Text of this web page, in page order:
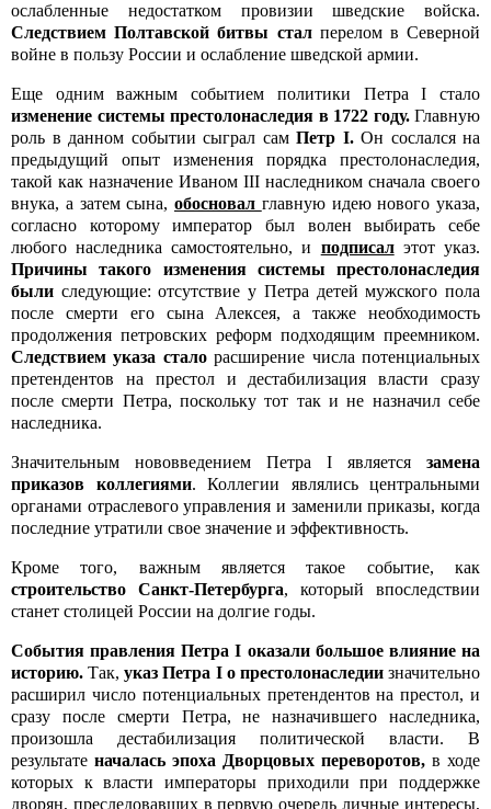
ослабленные недостатком провизии шведские войска.
Следствием Полтавской битвы сталперелом в Северной
войне в пользу России и ослабление шведской армии.
Еще одним важным событием политики Петра I стало
изменение системы престолонаследия в 1722 году.Главную
роль в данном событии сыграл сам Петр I.Он сослался на
предыдущий опыт изменения порядка престолонаследия,
такой как назначение Иваном III наследником сначала своего
внука, а затем сына, обосновал главную идею нового указа,
согласно которому император был волен выбирать себе
любого наследника самостоятельно, и подписалэтот указ.
Причины такого изменения системы престолонаследия
были следующие: отсутствие у Петра детей мужского пола
после смерти его сына Алексея, а также необходимость
продолжения петровских реформ подходящим преемником.
Следствием указа сталорасширение числа потенциальных
претендентов на престол и дестабилизация власти сразу
после смерти Петра, поскольку тот так и не назначил себе
наследника.
Значительным нововведением Петра I является замена
приказов коллегиями. Коллегии являлись центральными
органами отраслевого управления и заменили приказы, когда
последние утратили свое значение и эффективность.
Кроме того, важным является такое событие, как
строительство Санкт-Петербурга, который впоследствии
станет столицей России на долгие годы.
События правления Петра I оказали большое влияние на
историю. Так,указ Петра I о престолонаследиизначительно
расширил число потенциальных претендентов на престол, и
сразу после смерти Петра, не назначившего наследника,
произошла дестабилизация политической власти. В
результате началась эпоха Дворцовых переворотов, в ходе
которых к власти императоры приходили при поддержке
дворян, преследовавшиx в первую очередь личные интересы,